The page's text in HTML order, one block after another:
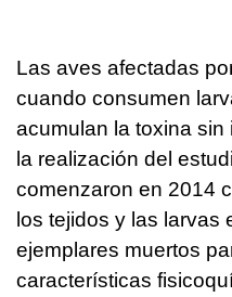
Las aves afectadas
cuando consumen
acumulan la toxina sin
la realización del
comenzaron en 2014
los tejidos y las larvas
ejemplares muertos
características